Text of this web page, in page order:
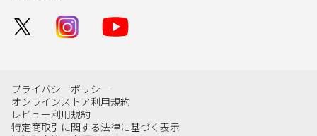
プライバシーポリシー
オンラインストア利用規約
レビュー利用規約
特定商取引に関する法律に基づく表示